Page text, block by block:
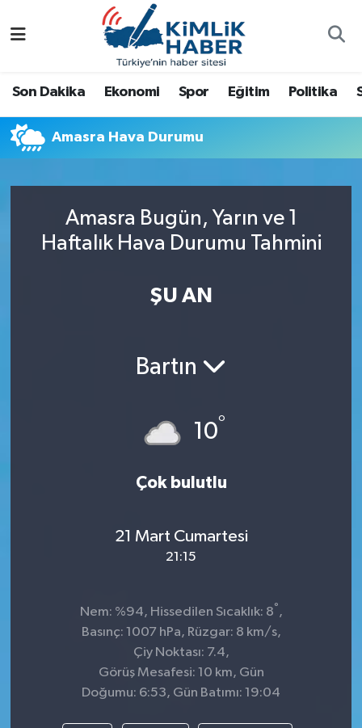
Son Dakika Ekonomi Spor Eğitim Politika
Amasra Hava Durumu
Amasra Bugün, Yarın ve 1
Haftalık Hava Durumu Tahmini
ŞU AN
Bartın
10°
Çok bulutlu
21 Mart Cumartesi
21:15
Nem: %94, Hissedilen Sıcaklık: 8° ,
Basınç: 1007 hPa, Rüzgar: 8 km/s,
Çiy Noktası: 7.4,
Görüş Mesafesi: 10 km, Gün
Doğumu: 6:53, Gün Batımı: 19:04
Antalya
Dünya
Eğitim
Sağlık
Son Dakika
Spor
Nöbetçi Eczaneler
Namaz Vakitleri
Trafik Durumu
Süper Lig Puan Durumu ve Fikstür
Son Dakika Haberleri